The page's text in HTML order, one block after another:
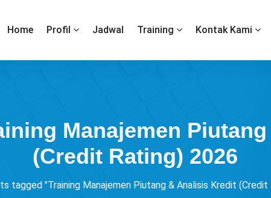
Home Profil Jadwal Training Kontak Kami
Manajemen
(Credit Rating) 2026
tagged "Training Manajemen Piutang & Analisis Kredit (Credit